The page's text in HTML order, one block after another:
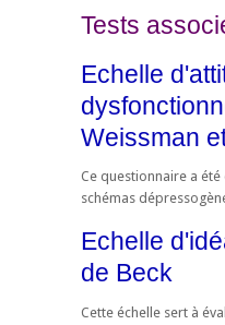
Tests
Echelle
Weissman
Ce questionnaire a
schémas
Echelle
de Beck
Cette échelle sert à